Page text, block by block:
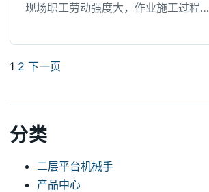
现场职工劳动强度大，作业施工过程…
文
页
1 2 下一页
分类
二层平台机械手
产品中心